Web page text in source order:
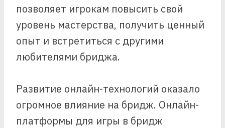
позволяет игрокам повысить свой
уровень мастерства, получить ценный
опыт и встретиться с другими
любителями бриджа.
Развитие онлайн-технологий оказало
огромное влияние на бридж. Онлайн-
платформы для игры в бридж